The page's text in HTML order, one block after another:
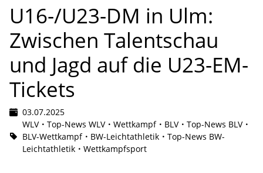
U16-/U23-DM in Ulm:
Zwischen Talentschau
und Jagd auf die U23-EM-
Tickets
03.07.2025
WLV
Top-News WLV Wettkampf BLV
Top-News BLV
BLV-Wettkampf
BW-Leichtathletik
Top-News BW-
Leichtathletik
Wettkampfsport